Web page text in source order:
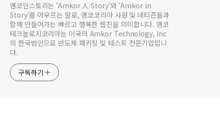
앰코인스토리는 ‘Amkor 人 Story’와 ‘Amkor in
Story’를 아우르는 말로, 앰코코리아 사원 및 네티즌들과
함께 만들어가는 빠르고 행복한 웹진을 의미합니다. 앰코
테크놀로지코리아는 미국의 Amkor Technology, Inc
의 한국법인으로 반도체 패키징 및 테스트 전문기업입니
다.
구독하기